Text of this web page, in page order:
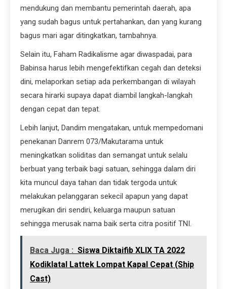
mendukung dan membantu pemerintah daerah, apa
yang sudah bagus untuk pertahankan, dan yang kurang
bagus mari agar ditingkatkan, tambahnya.
Selain itu, Faham Radikalisme agar diwaspadai, para
Babinsa harus lebih mengefektifkan cegah dan deteksi
dini, melaporkan setiap ada perkembangan di wilayah
secara hirarki supaya dapat diambil langkah-langkah
dengan cepat dan tepat.
Lebih lanjut, Dandim mengatakan, untuk mempedomani
penekanan Danrem 073/Makutarama untuk
meningkatkan soliditas dan semangat untuk selalu
berbuat yang terbaik bagi satuan, sehingga dalam diri
kita muncul daya tahan dan tidak tergoda untuk
melakukan pelanggaran sekecil apapun yang dapat
merugikan diri sendiri, keluarga maupun satuan
sehingga merusak nama baik serta citra positif TNI.
Baca Juga : Siswa Diktaifib XLIX TA 2022
Kodiklatal Lattek Lompat Kapal Cepat (Ship
Cast)